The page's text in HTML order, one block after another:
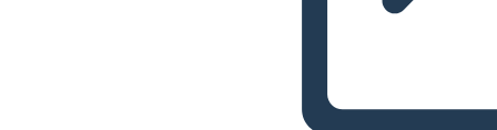
DESAFIOS ADAPTATIVOS